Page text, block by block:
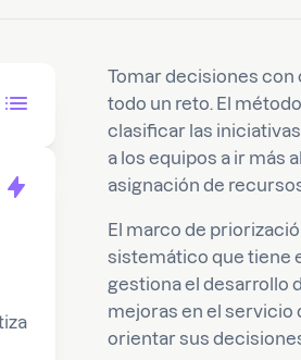
Tomar decisiones con
todo un reto. El
clasificar las
a los equipos a ir más
asignación de
El marco de
sistemático que tiene
gestiona el desarrollo
mejoras en el servicio
orientar sus